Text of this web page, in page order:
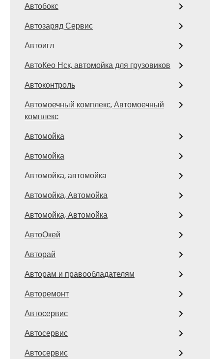
Автобокс
Автозаряд Сервис
Автоигл
АвтоКео Нск, автомойка для грузовиков
Автоконтроль
Автомоечный комплекс, Автомоечный
комплекс
Автомойка
Автомойка
Автомойка, автомойка
Автомойка, Автомойка
Автомойка, Автомойка
АвтоОкей
Авторай
Авторам и правообладателям
Авторемонт
Автосервис
Автосервис
Автосервис